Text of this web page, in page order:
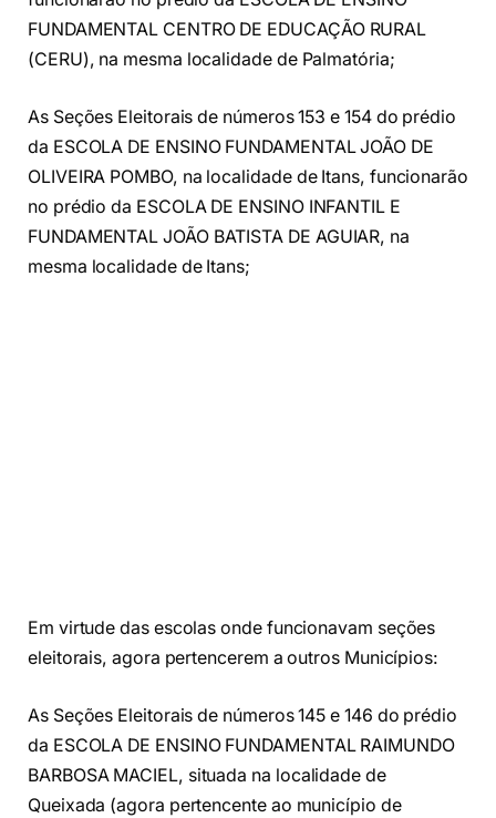
FUNDAMENTAL CENTRO DE EDUCAÇÃO RURAL
(CERU), na mesma localidade de Palmatória;
As Seções Eleitorais de números 153 e 154 do prédio
da ESCOLA DE ENSINO FUNDAMENTAL JOÃO DE
OLIVEIRA POMBO, na localidade de Itans, funcionarão
no prédio da ESCOLA DE ENSINO INFANTIL E
FUNDAMENTAL JOÃO BATISTA DE AGUIAR, na
mesma localidade de Itans;
Em virtude das escolas onde funcionavam seções
eleitorais, agora pertencerem a outros Municípios:
As Seções Eleitorais de números 145 e 146 do prédio
da ESCOLA DE ENSINO FUNDAMENTAL RAIMUNDO
BARBOSA MACIEL, situada na localidade de
Queixada (agora pertencente ao município de